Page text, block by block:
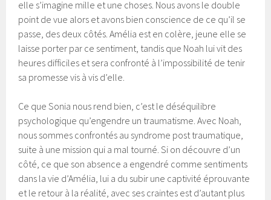
elle s’imagine mille et une choses. Nous avons le double
point de vue alors et avons bien conscience de ce qu’il se
passe, des deux côtés. Amélia est en colère, jeune elle se
laisse porter par ce sentiment, tandis que Noah lui vit des
heures difficiles et sera confronté à l’impossibilité de tenir
sa promesse vis à vis d’elle.
Ce que Sonia nous rend bien, c’est le déséquilibre
psychologique qu’engendre un traumatisme. Avec Noah,
nous sommes confrontés au syndrome post traumatique,
suite à une mission qui a mal tourné. Si on découvre d’un
côté, ce que son absence a engendré comme sentiments
dans la vie d’Amélia, lui a du subir une captivité éprouvante
et le retour à la réalité, avec ses craintes est d’autant plus